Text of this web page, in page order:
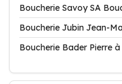
Boucherie Savoy SA
Boucherie Jubin Jean-
Boucherie Bader Pierre à